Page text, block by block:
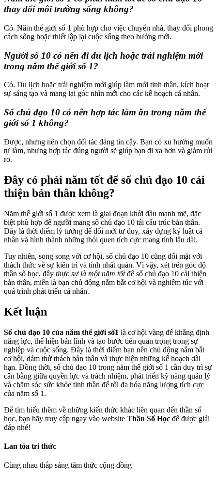
thay đổi môi trường sống không?
Có. Năm thế giới số 1 phù hợp cho việc chuyển nhà, thay đổi phong
cách sống hoặc thiết lập lại cuộc sống theo hướng mới.
Người số 10 có nên đi du lịch hoặc trải nghiệm mới
trong năm thế giới số 1?
Có. Du lịch hoặc trải nghiệm mới giúp làm mới tinh thần, kích hoạt
sự sáng tạo và mang lại góc nhìn mới cho các kế hoạch cá nhân.
Số chủ đạo 10 có nên hợp tác làm ăn trong năm thế
giới số 1 không?
Được, nhưng nên chọn đối tác đáng tin cậy. Bạn có xu hướng muốn
tự làm, nhưng hợp tác đúng người sẽ giúp bạn đi xa hơn và giảm rủi
ro.
Đây có phải năm tốt để số chủ đạo 10 cải
thiện bản thân không?
Năm thế giới số 1 được xem là giai đoạn khởi đầu mạnh mẽ, đặc
biệt phù hợp để người mang số chủ đạo 10 tái cấu trúc bản thân.
Đây là thời điểm lý tưởng để đổi mới tư duy, xây dựng kỷ luật cá
nhân và hình thành những thói quen tích cực mang tính lâu dài.
Tuy nhiên, song song với cơ hội, số chủ đạo 10 cũng đối mặt với
thách thức về sự kiên trì và tính nhất quán. Vì vậy, xét trên góc độ
thần số học, đây thực sự là một năm tốtđể số chủ đạo 10 cải thiện
bản thân, miễn là bạn chủ động nắm bắt cơ hội và nghiêm túc với
quá trình phát triển cá nhân.
Kết luận
Số chủ đạo 10 của năm thế giới số1 là cơ hội vàng để khẳng định
năng lực, thể hiện bản lĩnh và tạo bước tiến quan trọng trong sự
nghiệp và cuộc sống. Đây là thời điểm bạn nên chủ động nắm bắt
cơ hội, dám thử thách bản thân và thực hiện những kế hoạch dài
hạn. Đồng thời, số chủ đạo 10 trong năm thế giới số 1 cần duy trì sự
cân bằng giữa quyền lực và trách nhiệm, phát triển kỹ năng quản lý
và chăm sóc sức khỏe tinh thần để tối đa hóa năng lượng tích cực
của năm số 1.
Để tìm hiểu thêm về những kiến thức khác liên quan đến thần số
học, bạn hãy truy cập ngay vào website Thần Số Học để được giải
đáp nhé!
Lan tỏa tri thức
Cùng nhau thắp sáng tâm thức cộng đồng